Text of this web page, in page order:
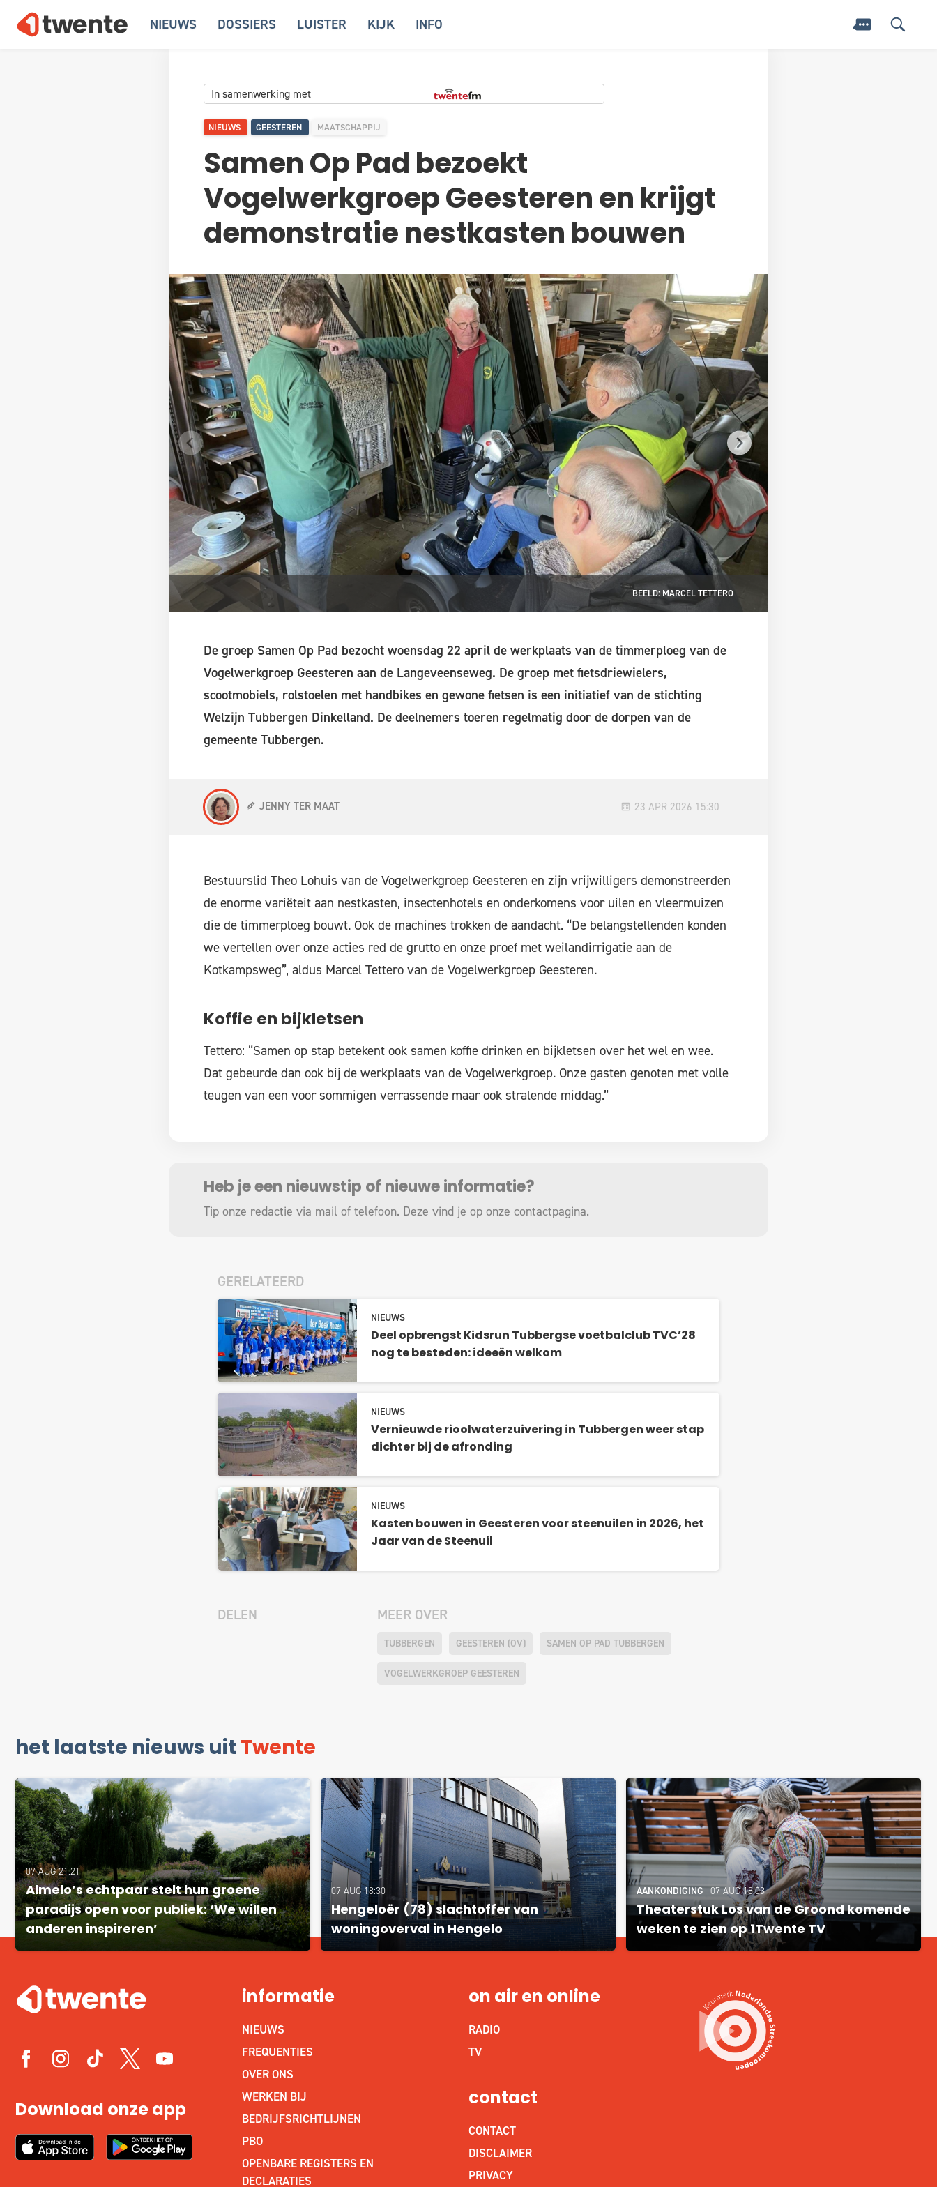
NIEUWS DOSSIERS LUISTER KIJK INFO
In samenwerking met
NIEUWS GEESTEREN MAATSCHAPPIJ
Samen Op Pad bezoekt
Vogelwerkgroep Geesteren en krijgt
demonstratie nestkasten bouwen
BEELD: MARCEL TETTERO
De groep Samen Op Pad bezocht woensdag 22 april de werkplaats van de timmerploeg van de
Vogelwerkgroep Geesteren aan de Langeveenseweg. De groep met fietsdriewielers,
scootmobiels, rolstoelen met handbikes en gewone fietsen is een initiatief van de stichting
Welzijn Tubbergen Dinkelland. De deelnemers toeren regelmatig door de dorpen van de
gemeente Tubbergen.
JENNY TER MAAT 23 APR 2026 15:30
Bestuurslid Theo Lohuis van de Vogelwerkgroep Geesteren en zijn vrijwilligers demonstreerden
de enorme variëteit aan nestkasten, insectenhotels en onderkomens voor uilen en vleermuizen
die de timmerploeg bouwt. Ook de machines trokken de aandacht. “De belangstellenden konden
we vertellen over onze acties red de grutto en onze proef met weilandirrigatie aan de
Kotkampsweg”, aldus Marcel Tettero van de Vogelwerkgroep Geesteren.
Koffie en bijkletsen
Tettero: “Samen op stap betekent ook samen koffie drinken en bijkletsen over het wel en wee.
Dat gebeurde dan ook bij de werkplaats van de Vogelwerkgroep. Onze gasten genoten met volle
teugen van een voor sommigen verrassende maar ook stralende middag.”
Heb je een nieuwstip of nieuwe informatie?
Tip onze redactie via mail of telefoon. Deze vind je op onze contactpagina.
GERELATEERD
NIEUWS
Deel opbrengst Kidsrun Tubbergse voetbalclub TVC’28
nog te besteden: ideeën welkom
NIEUWS
Vernieuwde rioolwaterzuivering in Tubbergen weer stap
dichter bij de afronding
NIEUWS
Kasten bouwen in Geesteren voor steenuilen in 2026, het
Jaar van de Steenuil
DELEN MEER OVER
TUBBERGEN GEESTEREN (OV) SAMEN OP PAD TUBBERGEN
VOGELWERKGROEP GEESTEREN
het laatste nieuws uit Twente
07 AUG 21:21
Almelo’s echtpaar stelt hun groene
paradijs open voor publiek: ‘We willen
anderen inspireren’
07 AUG 18:30
Hengeloër (78) slachtoffer van
woningoverval in Hengelo
AANKONDIGING 07 AUG 18:03
Theaterstuk Los van de Groond komende
weken te zien op 1Twente TV
Download onze app
informatie
NIEUWS
FREQUENTIES
OVER ONS
WERKEN BIJ
BEDRIJFSRICHTLIJNEN
PBO
OPENBARE REGISTERS EN
DECLARATIES
on air en online
RADIO
TV
contact
CONTACT
DISCLAIMER
PRIVACY